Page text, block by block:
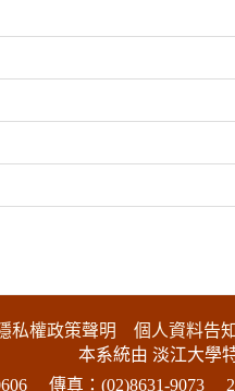
私權政策聲明 個人資料告
本系統由 淡江大學
傳真：(02)8631-9073